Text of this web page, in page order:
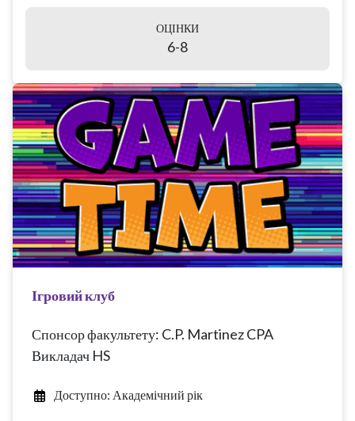
ОЦІНКИ
6-8
Ігровий клуб
Спонсор факультету: C.P. Martinez CPA
Викладач HS
Доступно: Академічний рік